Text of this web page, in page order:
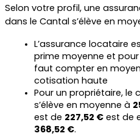
Selon votre profil, une
dans le Cantal s’élève en
L’assurance locataire
prime moyenne et
faut compter en
cotisation haute
Pour un propriétaire, le
s’élève en moyenne à
est de 227,52 €
368,52 €.